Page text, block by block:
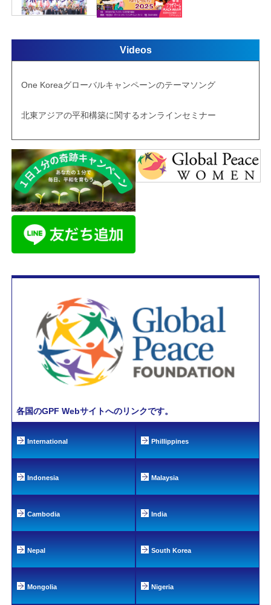
Videos
One Koreaグローバルキャンペーンのテーマソング
北東アジアの平和構築に関するオンラインセミナー
各国のGPF Webサイトへのリンクです。
International Phillippines
Indonesia Malaysia
Cambodia India
Nepal South Korea
Mongolia Nigeria